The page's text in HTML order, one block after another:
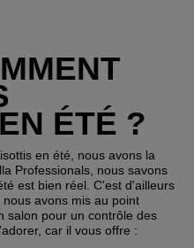
ÉTÉ ?
en été, nous avons la
Professionals, nous savons
est bien réel. C'est d'ailleurs
salon pour un contrôle des
car il vous offre :